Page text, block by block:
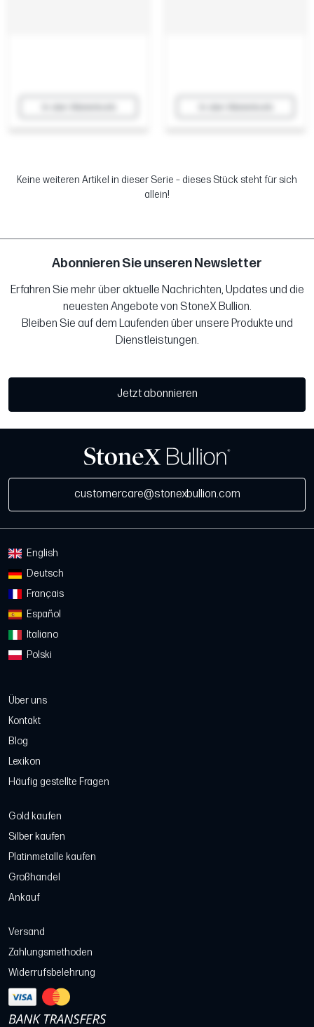
Keine weiteren Artikel in dieser Serie – dieses Stück steht für sich
allein!
Abonnieren Sie unseren Newsletter
Erfahren Sie mehr über aktuelle Nachrichten, Updates und die
neuesten Angebote von StoneX Bullion.
Bleiben Sie auf dem Laufenden über unsere Produkte und
Dienstleistungen.
Jetzt abonnieren
customercare@stonexbullion.com
English
Deutsch
Français
Español
Italiano
Polski
Über uns
Kontakt
Blog
Lexikon
Häufig gestellte Fragen
Gold kaufen
Silber kaufen
Platinmetalle kaufen
Großhandel
Ankauf
Versand
Zahlungsmethoden
Widerrufsbelehrung